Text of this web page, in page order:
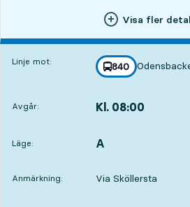
Visa fler
Linje mot: linje
840
mot
,
Avgår: Kl. 08:00
Läge:
LÄGE, A
,
Anmärkning: Via Sköllersta